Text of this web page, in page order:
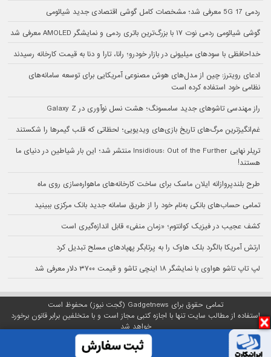
ردمی 17 5G معرفی شد؛ مشخصات کامل گوشی اقتصادی جدید شیائومی
گوشی شیائومی ردمی نوت ۱۷ با بزرگ‌ترین باتری ردمی و نمایشگر AMOLED معرفی شد
خداحافظی با سودهای میلیونی در بازار خودرو؛ رانا، تارا و دنا به قیمت کارخانه رسیدند
ادعای رویترز: چین از مدل‌های هوش مصنوعی آمریکایی برای توسعه سامانه‌های
نظامی خود استفاده کرده است
راز مهندسی تاشوهای جدید سامسونگ؛ هشت نسل نوآوری در Galaxy Z
غم‌انگیزترین مرگ‌های تاریخ بازی‌های ویدیویی؛ لحظاتی که قلب گیمرها را شکستند
تریلر نهایی Insidious: Out of the Further منتشر شد؛ این بار شیاطین در دنیای ما
هستند!
طرح بلندپروازانه ایلان ماسک برای ساخت کارخانه‌های ماهواره‌سازی روی ماه
تمامی حساب‌های بانکی به‌نام خود را از طریق سامانه جدید بانک مرکزی ببینید
کشف عجیب در فیزیک کوانتوم؛ «زمان منفی» قابل اندازه‌گیری است
ارتش آمریکا بالگرد بلک هاوک را به پرتابگر پهپادهای مسلح تبدیل کرد
لپ تاپ تاشو هواوی با نمایشگر ۱۸ اینچی تاشو و قیمت ۳۷۰۰ دلار معرفی شد
تمامی حقوق برای Gadgetnews (گجت نیوز) محفوظ است
استفاده از مطالب سایت تنها با اجازه کتبی مجاز است و با متخلفین برابر قانون برخورد
خواهد شد
پلتفرم گجت نیوز روی
سرور اختصاصیمبین هاست میزبانی می‌شود